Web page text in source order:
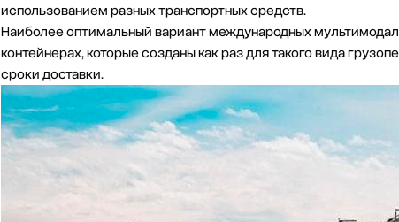
использованием разных транспортных средств.
Наиболее оптимальный вариант международных
контейнерах, которые созданы как раз для такого вида
сроки доставки.